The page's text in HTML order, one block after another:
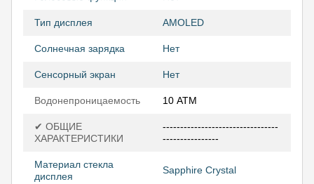
Тип дисплея AMOLED
Солнечная зарядка Нет
Сенсорный экран Нет
Водонепроницаемость 10 АТМ
✔ ОБЩИЕ
ХАРАКТЕРИСТИКИ
---------------------------------
----------------
Материал стекла
дисплея
Sapphire Crystal